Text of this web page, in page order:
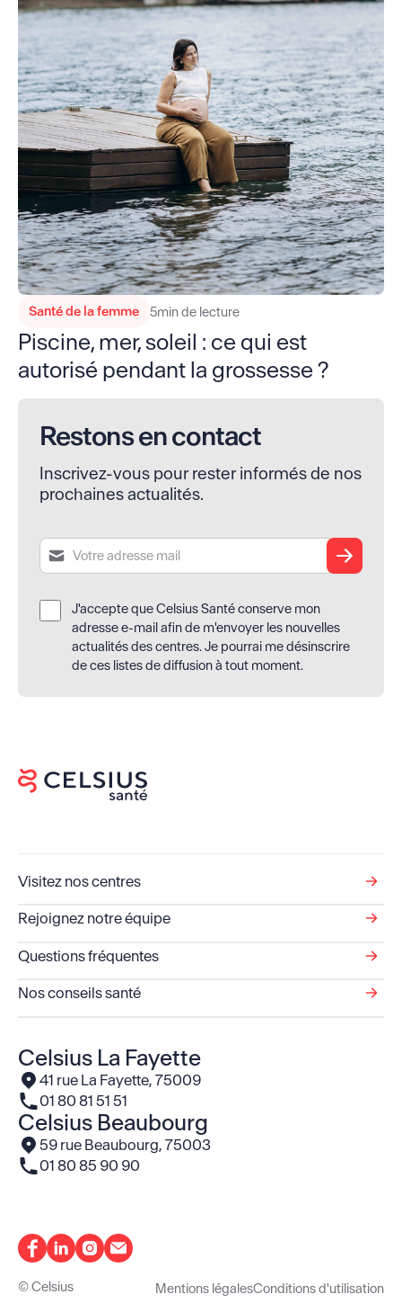
Santé de la femme 5min de lecture
Piscine, mer, soleil : ce qui est
autorisé pendant la grossesse ?
Restons en contact
Inscrivez-vous pour rester informés de nos
prochaines actualités.
J'accepte que Celsius Santé conserve mon
adresse e-mail afin de m'envoyer les nouvelles
actualités des centres. Je pourrai me désinscrire
de ces listes de diffusion à tout moment.
Celsius La Fayette
41 rue La Fayette, 75009
Voir l'adresse
01 80 81 51 51
Le numéro de téléphone
Celsius Beaubourg
59 rue Beaubourg, 75003
Voir l'adresse
01 80 85 90 90
Le numéro de téléphone
Visitez nos centres
Rejoignez notre équipe
Questions fréquentes
Nos conseils santé
© Celsius Mentions légalesConditions d'utilisation